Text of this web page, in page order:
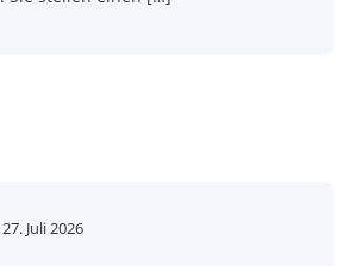
Posted
27. Juli 2026